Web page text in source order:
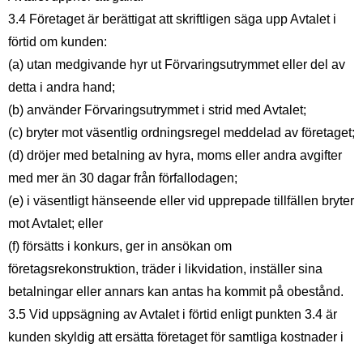
3.4 Företaget är berättigat att skriftligen säga upp Avtalet i
förtid om kunden:
(a) utan medgivande hyr ut Förvaringsutrymmet eller del av
detta i andra hand;
(b) använder Förvaringsutrymmet i strid med Avtalet;
(c) bryter mot väsentlig ordningsregel meddelad av företaget;
(d) dröjer med betalning av hyra, moms eller andra avgifter
med mer än 30 dagar från förfallodagen;
(e) i väsentligt hänseende eller vid upprepade tillfällen bryter
mot Avtalet; eller
(f) försätts i konkurs, ger in ansökan om
företagsrekonstruktion, träder i likvidation, inställer sina
betalningar eller annars kan antas ha kommit på obestånd.
3.5 Vid uppsägning av Avtalet i förtid enligt punkten 3.4 är
kunden skyldig att ersätta företaget för samtliga kostnader i